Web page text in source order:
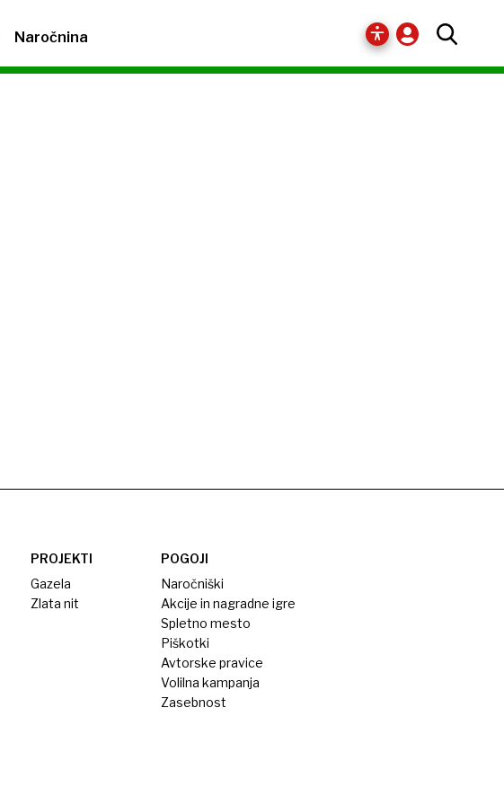
Naročnina
PROJEKTI
Gazela
Zlata nit
POGOJI
Naročniški
Akcije in nagradne igre
Spletno mesto
Piškotki
Avtorske pravice
Volilna kampanja
Zasebnost